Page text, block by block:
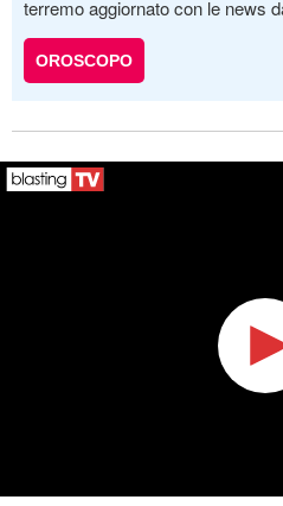
terremo aggiornato con le news
OROSCOPO